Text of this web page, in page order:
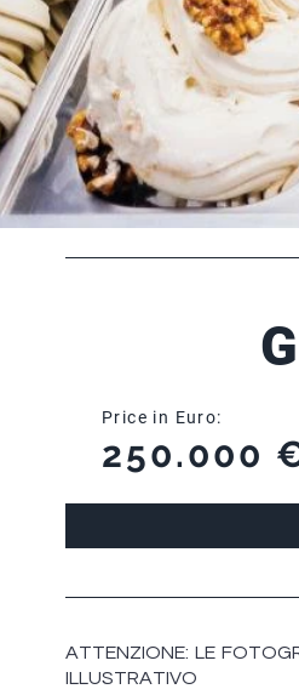
Price in Euro:
250.000
ATTENZIONE: LE
ILLUSTRATIVO